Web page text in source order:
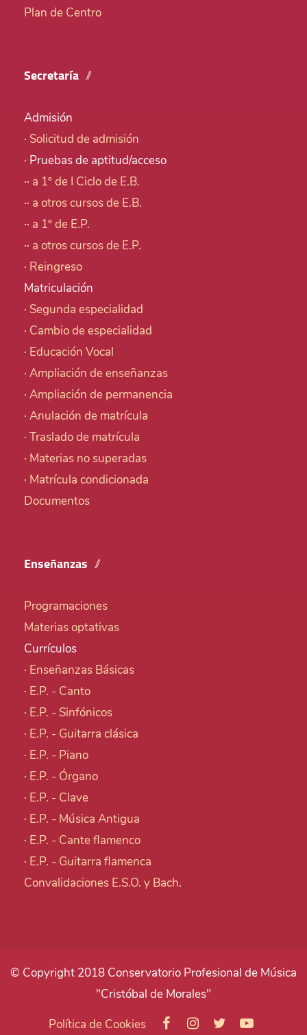
Plan de Centro
Secretaría
Admisión
· Solicitud de admisión
· Pruebas de aptitud/acceso
·· a 1º de I Ciclo de E.B.
·· a otros cursos de E.B.
·· a 1º de E.P.
·· a otros cursos de E.P.
· Reingreso
Matriculación
· Segunda especialidad
· Cambio de especialidad
· Educación Vocal
· Ampliación de enseñanzas
· Ampliación de permanencia
· Anulación de matrícula
· Traslado de matrícula
· Materias no superadas
· Matrícula condicionada
Documentos
Enseñanzas
Programaciones
Materias optativas
Currículos
· Enseñanzas Básicas
· E.P. - Canto
· E.P. - Sinfónicos
· E.P. - Guitarra clásica
· E.P. - Piano
· E.P. - Órgano
· E.P. - Clave
· E.P. - Música Antigua
· E.P. - Cante flamenco
· E.P. - Guitarra flamenca
Convalidaciones E.S.O. y Bach.
© Copyright 2018 Conservatorio Profesional de Música
"Cristóbal de Morales"
Política de Cookies